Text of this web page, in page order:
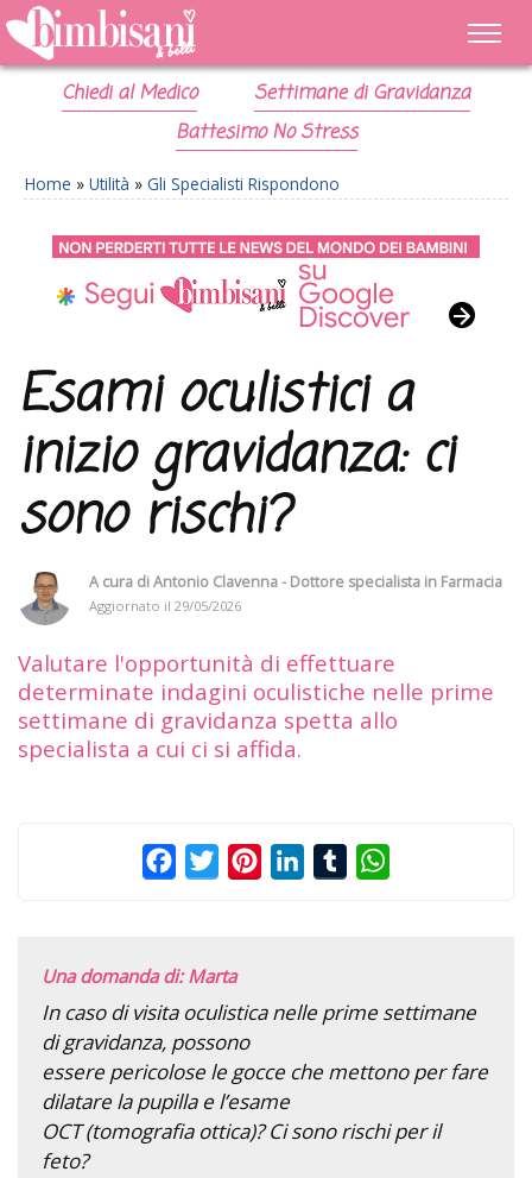
Chiedi al Medico
Settimane di Gravidanza
Battesimo No Stress
Home » Utilità » Gli Specialisti Rispondono
Esami oculistici a
inizio gravidanza: ci
sono rischi?
A cura diAntonio Clavenna - Dottore specialista in Farmacia
Aggiornato il 29/05/2026
Valutare l'opportunità di effettuare
determinate indagini oculistiche nelle prime
settimane di gravidanza spetta allo
specialista a cui ci si affida.
FacebookTwitterPinterestLinkedInTumblr
Una domanda di: Marta
In caso di visita oculistica nelle prime settimane
di gravidanza, possono
essere pericolose le gocce che mettono per fare
dilatare la pupilla e l’esame
OCT (tomografia ottica)? Ci sono rischi per il
feto?